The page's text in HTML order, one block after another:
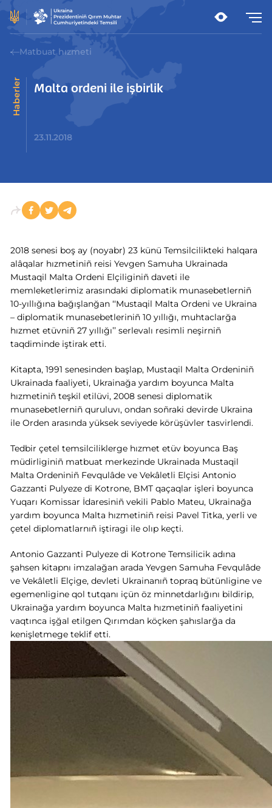
Matbuat hızmeti
Haberler Malta ordeni ile işbirlik
23.11.2018
2018 senesi boş ay (noyabr) 23 künü Temsilcilikteki halqara
alâqalar hızmetiniñ reisi Yevgen Samuha Ukrainada
Mustaqil Malta Ordeni Elçiliginiñ daveti ile
memleketlerimiz arasındaki diplomatik munasebetlerniñ
10-yıllığına bağışlanğan ‘‘Mustaqil Malta Ordeni ve Ukraina
– diplomatik munasebetleriniñ 10 yıllığı, muhtaclarğa
hızmet etüvniñ 27 yıllığı’’ serlevalı resimli neşirniñ
taqdiminde iştirak etti.
Kitapta, 1991 senesinden başlap, Mustaqil Malta Ordeniniñ
Ukrainada faaliyeti, Ukrainağa yardım boyunca Malta
hızmetiniñ teşkil etilüvi, 2008 senesi diplomatik
munasebetlerniñ quruluvı, ondan soñraki devirde Ukraina
ile Orden arasında yüksek seviyede körüşüvler tasvirlendi.
Tedbir çetel temsilciliklerge hızmet etüv boyunca Baş
müdirliginiñ matbuat merkezinde Ukrainada Mustaqil
Malta Ordeniniñ Fevqulâde ve Vekâletli Elçisi Antonio
Gazzanti Pulyeze di Kotrone, BMT qaçaqlar işleri boyunca
Yuqarı Komissar İdaresiniñ vekili Pablo Mateu, Ukrainağa
yardım boyunca Malta hızmetiniñ reisi Pavel Titka, yerli ve
çetel diplomatlarnıñ iştiragi ile olıp keçti.
Antonio Gazzanti Pulyeze di Kotrone Temsilicik adına
şahsen kitapnı imzalağan arada Yevgen Samuha Fevqulâde
ve Vekâletli Elçige, devleti Ukrainanıñ topraq bütünligine ve
egemenligine qol tutqanı içün öz minnetdarlığını bildirip,
Ukrainağa yardım boyunca Malta hızmetiniñ faaliyetini
vaqtınca işğal etilgen Qırımdan köçken şahıslarğa da
kenişletmege teklif etti.